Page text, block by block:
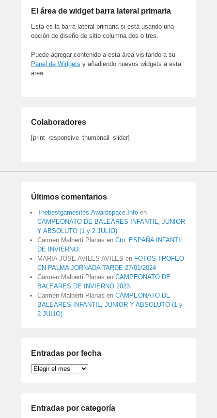
El área de widget barra lateral primaria
Esta es la barra lateral primaria si está usando una
opción de diseño de sitio columna dos o tres.
Puede agregar contenido a esta área visitando a su
Panel de Widgets y añadiendo nuevos widgets a esta
área.
Colaboradores
[print_responsive_thumbnail_slider]
Últimos comentarios
Thebestgamesites.Awardspace.Info en
CAMPEONATO DE BALEARES INFANTIL, JUNIOR
Y ABSOLUTO (1 y 2 JULIO)
Carmen Malberti Planas en Cto. ESPAÑA INFANTIL
DE INVIERNO.
MARIA JOSE AVILES AVILES en FOTOS TROFEO
CN PALMA JORNADA TARDE 27/01/2024
Carmen Malberti Planas en CAMPEONATO DE
BALEARES DE INVIERNO 2023
Carmen Malberti Planas en CAMPEONATO DE
BALEARES INFANTIL, JUNIOR Y ABSOLUTO (1 y
2 JULIO)
Entradas por fecha
Entradas
Entradas por categoría